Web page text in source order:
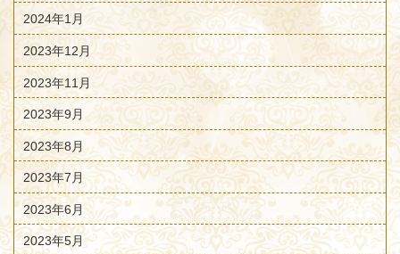
2024年1月
2023年12月
2023年11月
2023年9月
2023年8月
2023年7月
2023年6月
2023年5月